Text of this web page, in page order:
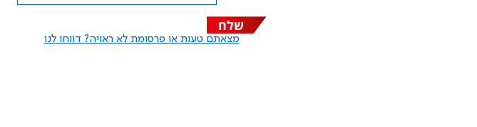
שלח
מצאתם טעות או פרסומת לא ראויה? דווחו לנו